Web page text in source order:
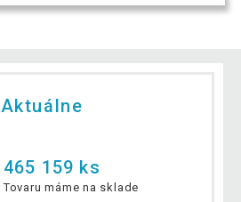
Aktuálne
465 159 ks
Tovaru máme na sklade